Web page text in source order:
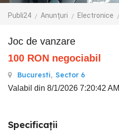
Publi24 Anunțuri Electronice
Joc de vanzare
100 RON negociabil
Bucuresti, Sector 6
Valabil din 8/1/2026 7:20:42 AM
Specificații